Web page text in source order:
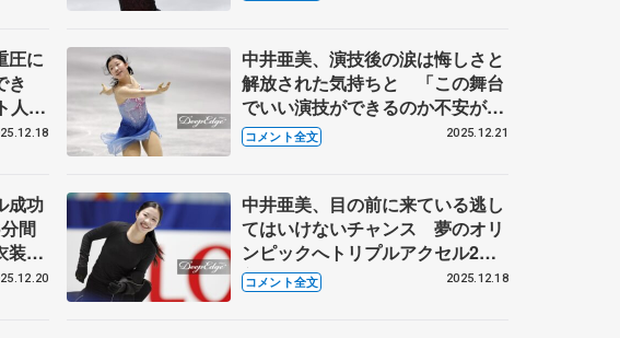
圧に
き
人生
ア前
中井亜美、演技後の涙は悔しさと
解放された気持ちと 「この舞台
でいい演技ができるのか不安が大
きくて」【全日本フィギュア女子
フリー】
コメント全文 2025.12.21
成功
間
装を
ィギ
中井亜美、目の前に来ている逃し
てはいけないチャンス 夢のオリ
ンピックへトリプルアクセル2本
着氷が目標 【全日本フィギュア
前日練習】
コメント全文 2025.12.18